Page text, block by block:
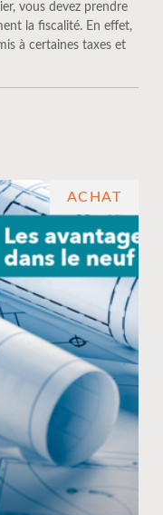
vous devez prendre
la fiscalité. En effet,
à certaines taxes et
ACHAT